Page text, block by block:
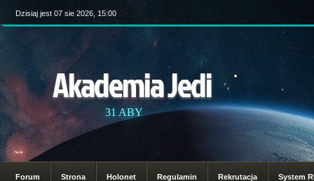
Dzisiaj jest 07 sie 2026, 15:00
Akademia Jedi
31 ABY
Forum Strona Holonet Regulamin Rekrutacja System